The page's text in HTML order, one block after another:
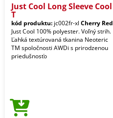
Just Cool Long Sleeve Cool
T
kód produktu: jc002fr-xl Cherry Red
Just Cool 100% polyester. Voľný strih.
Ľahká textúrovaná tkanina Neoteric
TM spoločnosti AWDi s prirodzenou
priedušnosťo